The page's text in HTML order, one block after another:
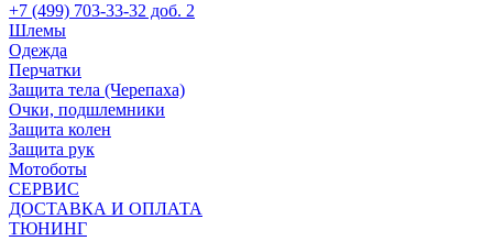
+7 (499) 703-33-32 доб. 2
Шлемы
Одежда
Перчатки
Защита тела (Черепаха)
Очки, подшлемники
Защита колен
Защита рук
Мотоботы
СЕРВИС
ДОСТАВКА И ОПЛАТА
ТЮНИНГ